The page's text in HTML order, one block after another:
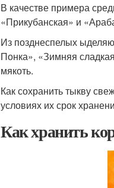
В качестве примера
«Прикубанская» и
Из позднеспелых
Понка», «Зимняя
мякоть.
Как сохранить тыкву
условиях их срок
Как хранить